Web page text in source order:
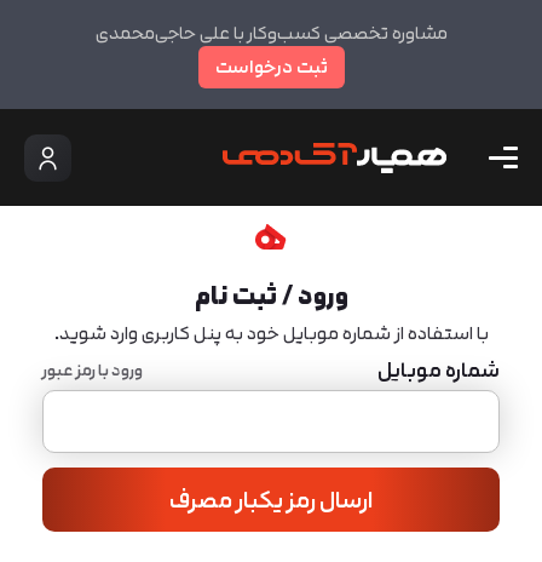
مشاوره تخصصی کسب‌وکار با علی حاجی‌محمدی
ثبت درخواست
ورود / ثبت نام
با استفاده از شماره موبایل خود به پنل کاربری وارد شوید.
شماره موبایل ورود با رمز عبور
ارسال رمز یکبار مصرف